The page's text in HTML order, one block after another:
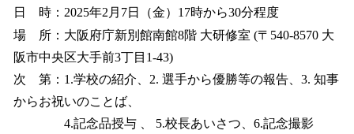
日 時：2025年2月7日（金）17時から30分程度
場 所：大阪府庁新別館南館8階 大研修室 (〒540-8570 大
阪市中央区大手前3丁目1-43)
次 第：1.学校の紹介、2. 選手から優勝等の報告、3. 知事
からお祝いのことば、
4.記念品授与 、 5.校長あいさつ、6.記念撮影